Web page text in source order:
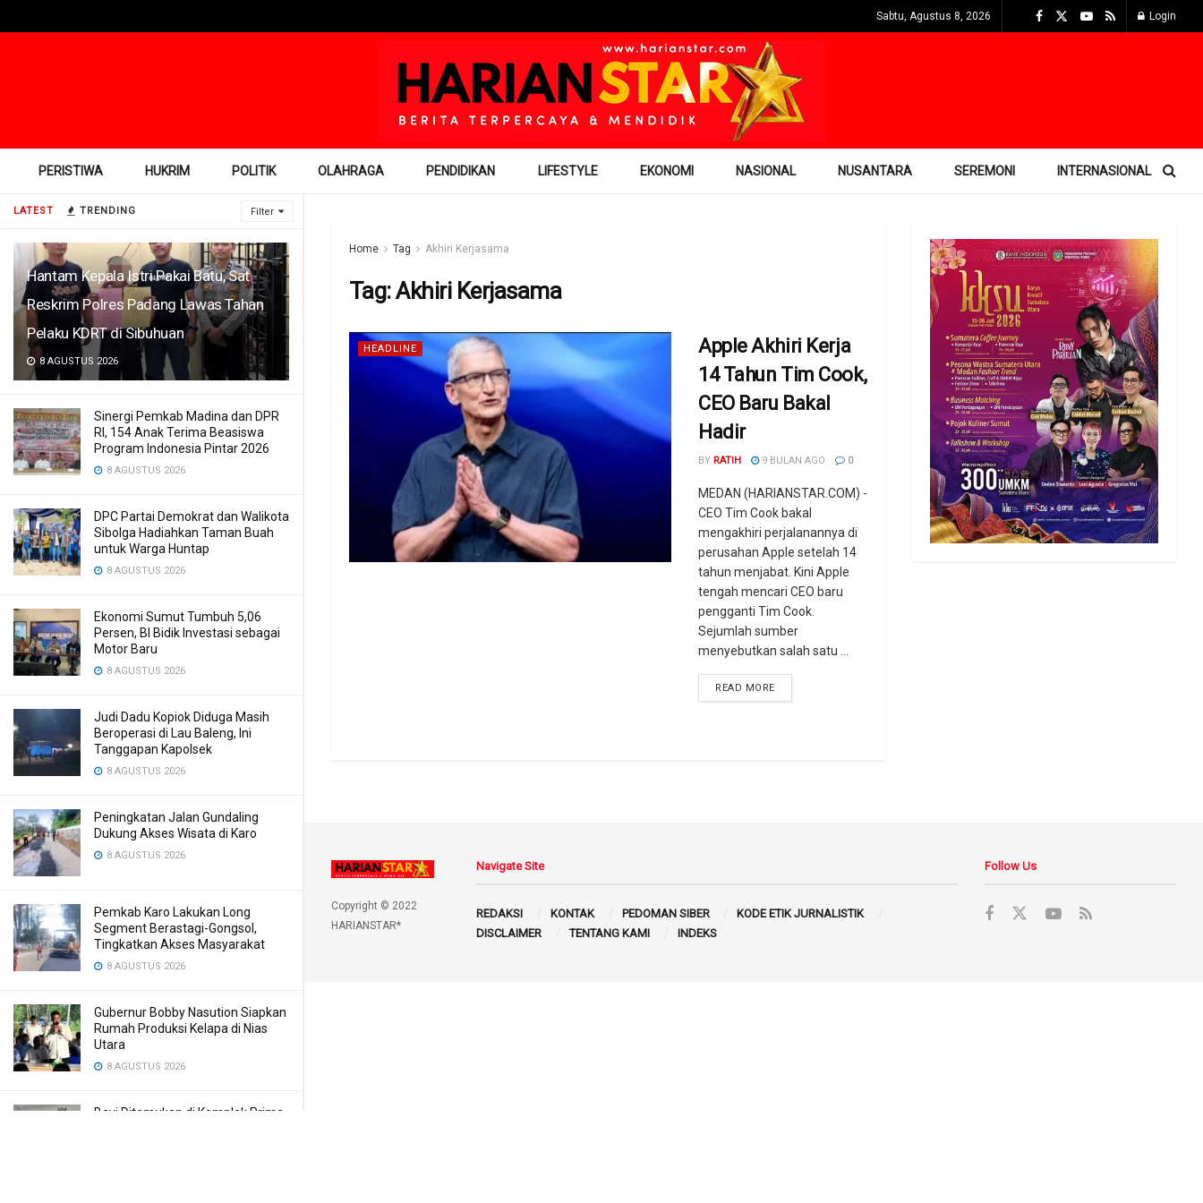
LATEST TRENDING Filter
Hantam Kepala Istri Pakai Batu, Sat
Reskrim Polres Padang Lawas Tahan
Pelaku KDRT di Sibuhuan
8 AGUSTUS 2026
Sinergi Pemkab Madina dan DPR
RI, 154 Anak Terima Beasiswa
Program Indonesia Pintar 2026
8 AGUSTUS 2026
DPC Partai Demokrat dan Walikota
Sibolga Hadiahkan Taman Buah
untuk Warga Huntap
8 AGUSTUS 2026
Ekonomi Sumut Tumbuh 5,06
Persen, BI Bidik Investasi sebagai
Motor Baru
8 AGUSTUS 2026
Judi Dadu Kopiok Diduga Masih
Beroperasi di Lau Baleng, Ini
Tanggapan Kapolsek
8 AGUSTUS 2026
Peningkatan Jalan Gundaling
Dukung Akses Wisata di Karo
8 AGUSTUS 2026
Pemkab Karo Lakukan Long
Segment Berastagi-Gongsol,
Tingkatkan Akses Masyarakat
8 AGUSTUS 2026
Gubernur Bobby Nasution Siapkan
Rumah Produksi Kelapa di Nias
Utara
8 AGUSTUS 2026
Bayi Ditemukan di Komplek Prima
Sabtu, Agustus 8, 2026 Login
PERISTIWA HUKRIM POLITIK OLAHRAGA PENDIDIKAN LIFESTYLE EKONOMI NASIONAL NUSANTARA SEREMONI INTERNASIONAL
Home Tag Akhiri Kerjasama
Tag:Akhiri Kerjasama
HEADLINE
Apple Akhiri Kerja
14 Tahun Tim Cook,
CEO Baru Bakal
Hadir
BY RATIH 9 BULAN AGO 0
MEDAN (HARIANSTAR.COM) -
CEO Tim Cook bakal
mengakhiri perjalanannya di
perusahan Apple setelah 14
tahun menjabat. Kini Apple
tengah mencari CEO baru
pengganti Tim Cook.
Sejumlah sumber
menyebutkan salah satu ...
READ MORE
Copyright © 2022
HARIANSTAR*
Navigate Site
REDAKSI KONTAK PEDOMAN SIBER
KODE ETIK JURNALISTIK
DISCLAIMER
TENTANG KAMI INDEKS
Follow Us